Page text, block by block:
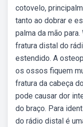
cotovelo,
tanto ao dobrar e
palma da mão
fratura distal do
estendido. A
os ossos fiquem
fratura da cabeça
pode causar dor
do braço. Para
do rádio distal é